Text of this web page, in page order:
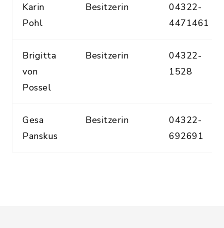
Karin
Pohl
Besitzerin
04322-
4471461
Brigitta
von
Possel
Besitzerin
04322-
1528
Gesa
Panskus
Besitzerin
04322-
692691